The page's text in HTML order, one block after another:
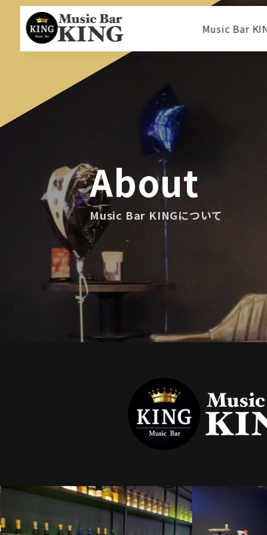
Music Bar
About
Music Bar KINGについて